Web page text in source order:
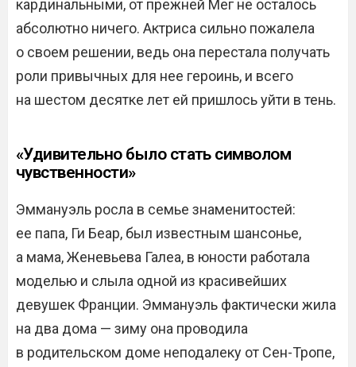
кардинальными, от прежней Мег не осталось
абсолютно ничего. Актриса сильно пожалела
о своем решении, ведь она перестала получать
роли привычных для нее героинь, и всего
на шестом десятке лет ей пришлось уйти в тень.
«Удивительно было стать символом
чувственности»
Эммануэль росла в семье знаменитостей:
ее папа, Ги Беар, был известным шансонье,
а мама, Женевьева Галеа, в юности работала
моделью и слыла одной из красивейших
девушек Франции. Эммануэль фактически жила
на два дома — зиму она проводила
в родительском доме неподалеку от Сен-Тропе,